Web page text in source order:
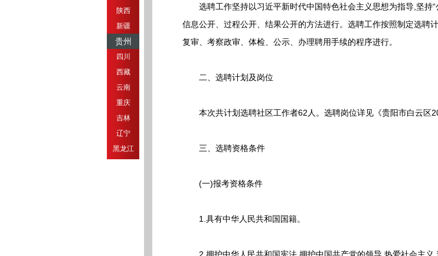
陕西
新疆
贵州
四川
西藏
云南
重庆
吉林
辽宁
黑龙江
选聘工作坚持以习近平新时代中国特色社会主义思想为指导,坚持“
信息公开、过程公开、结果公开的方法进行。选聘工作按照制定选聘
复审、考察政审、体检、公示、办理聘用手续的程序进行。
二、选聘计划及岗位
本次共计划选聘社区工作者62人。选聘岗位详见《贵阳市白云区
三、选聘资格条件
(一)报考资格条件
1.具有中华人民共和国国籍。